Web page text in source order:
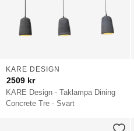
KARE Design - Taklampa Dining
Concrete Tre - Svart
KARE DESIGN
2509 kr